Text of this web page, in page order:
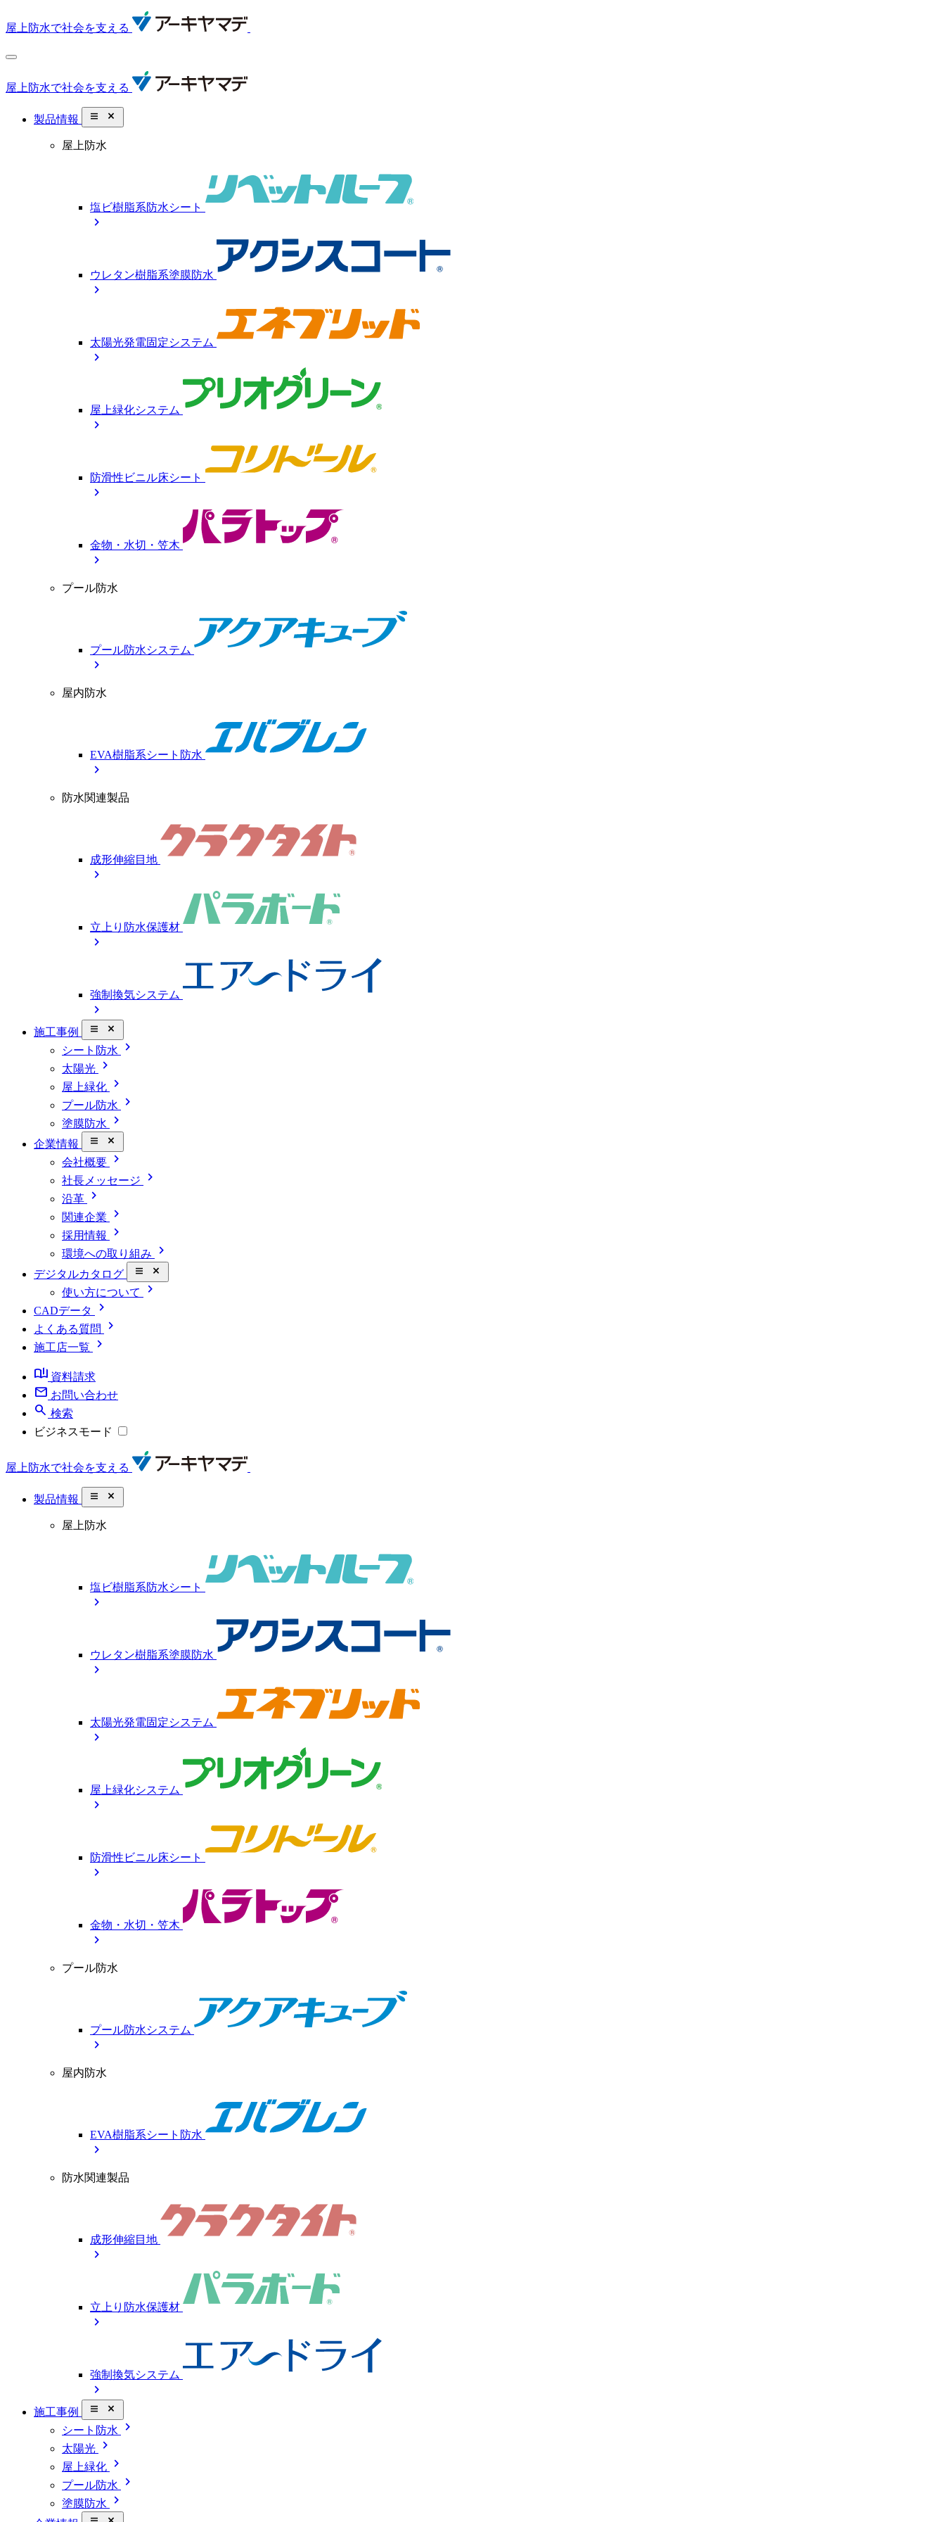
屋上防水で社会を支える
屋上防水で社会を支える
製品情報 close_small
屋上防水
塩ビ樹脂系防水シート
chevron_right
ウレタン樹脂系塗膜防水
chevron_right
太陽光発電固定システム
chevron_right
屋上緑化システム
chevron_right
防滑性ビニル床シート
chevron_right
金物・水切・笠木
chevron_right
プール防水
プール防水システム
chevron_right
屋内防水
EVA樹脂系シート防水
chevron_right
防水関連製品
成形伸縮目地
chevron_right
立上り防水保護材
chevron_right
強制換気システム
chevron_right
施工事例 close_small
シート防水 chevron_right
太陽光 chevron_right
屋上緑化 chevron_right
プール防水 chevron_right
塗膜防水 chevron_right
企業情報 close_small
会社概要 chevron_right
社長メッセージ chevron_right
沿革 chevron_right
関連企業 chevron_right
採用情報 chevron_right
環境への取り組み chevron_right
デジタルカタログ close_small
使い方について chevron_right
CADデータ chevron_right
よくある質問 chevron_right
施工店一覧
chevron_right
book_ribbon 資料請求
mail お問い合わせ
search 検索
ビジネスモード
屋上防水で社会を支える
製品情報 close_small
屋上防水
塩ビ樹脂系防水シート
chevron_right
ウレタン樹脂系塗膜防水
chevron_right
太陽光発電固定システム
chevron_right
屋上緑化システム
chevron_right
防滑性ビニル床シート
chevron_right
金物・水切・笠木
chevron_right
プール防水
プール防水システム
chevron_right
屋内防水
EVA樹脂系シート防水
chevron_right
防水関連製品
成形伸縮目地
chevron_right
立上り防水保護材
chevron_right
強制換気システム
chevron_right
施工事例 close_small
シート防水 chevron_right
太陽光 chevron_right
屋上緑化 chevron_right
プール防水 chevron_right
塗膜防水 chevron_right